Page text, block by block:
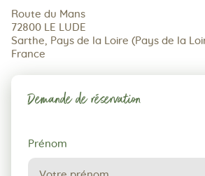
Route du Mans
72800 LE LUDE
Sarthe, Pays de la Loire (Pays de la
France
Demande de réservation
Demande
de
réservation
Prénom